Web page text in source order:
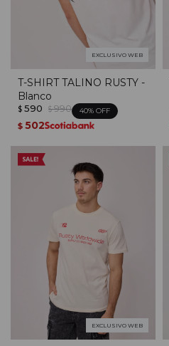
EXCLUSIVO WEB
T-SHIRT TALINO RUSTY -
Blanco
$ 590 $ 990 40
$ 502
EXCLUSIVO WEB